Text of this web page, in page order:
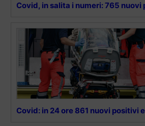
Covid, in salita i numeri: 765 nuovi
Covid: in 24 ore 861 nuovi positivi